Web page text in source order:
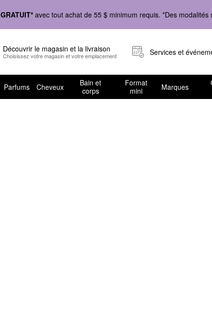
GRATUIT* avec tout achat de 55 $ minimum requis. *Des modalités
Découvrir le magasin et la livraison
Choisissez votre magasin et votre emplacement Services et
Parfums Cheveux
Bain et
corps
Format
mini
Marques